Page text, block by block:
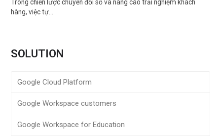
Trong chiến lược chuyển đổi số và nâng cao trải nghiệm khách
hàng, việc tự…
SOLUTION
Google Cloud Platform
Google Workspace customers
Google Workspace for Education